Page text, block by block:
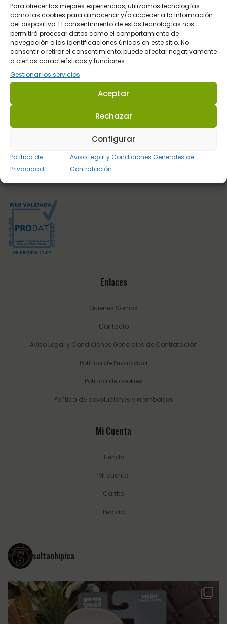
Para ofrecer las mejores experiencias, utilizamos tecnologías
como las cookies para almacenar y/o acceder a la información
del dispositivo. El consentimiento de estas tecnologías nos
permitirá procesar datos como el comportamiento de
navegación o las identificaciones únicas en este sitio. No
consentir o retirar el consentimiento, puede afectar negativamente
a ciertas características y funciones.
Gestionar los servicios
Aceptar
Rechazar
Configurar
Política de
Privacidad
Aviso Legal y Condiciones Generales de
Contratación
Sultán Hípica proporciona la información y los productos
necesita en cada circunstancia.
Málaga (España.
Tel.:623 22 77 86
Email:info@sultanhipica.com
Enlaces
Quienes Somos
Contacto
Aviso Legal y Condiciones Generales de Contratación
Política de Privacidad
Política de cookies
Política de devoluciones y reembolsos
Mi Cuenta
Tienda
Mi cuenta
Carrito
Pedido
sultanhipica